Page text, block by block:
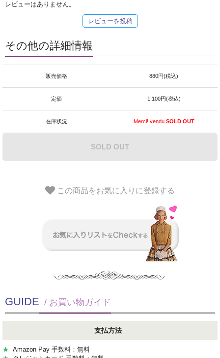
レビューはありません。
レビューを投稿
その他の詳細情報
販売価格 880円(税込)
定価 1,100円(税込)
在庫状況 Merci! venduSOLD OUT
SOLD OUT
この商品をお気に入りに登録する
GUIDE / お買い物ガイド
支払方法
★ Amazon Pay 手数料：無料